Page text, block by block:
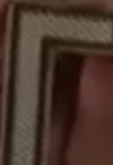
Garantia apenas para
uso.
na limpeza dos metais,
aplicada nos produtos;
podendo conter alguma